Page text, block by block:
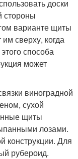
доски
стороны
варианте щиты
сверху, когда
способа
может
виноградной
сухой
щиты
лозами.
конструкции. Для
рубероид.